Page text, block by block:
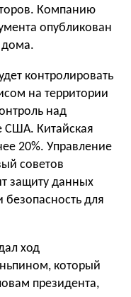
Компанию
опубликован
дома.
контролировать
на территории
над
США. Китайская
20%. Управление
советов
защиту данных
безопасность для
ход
который
президента,